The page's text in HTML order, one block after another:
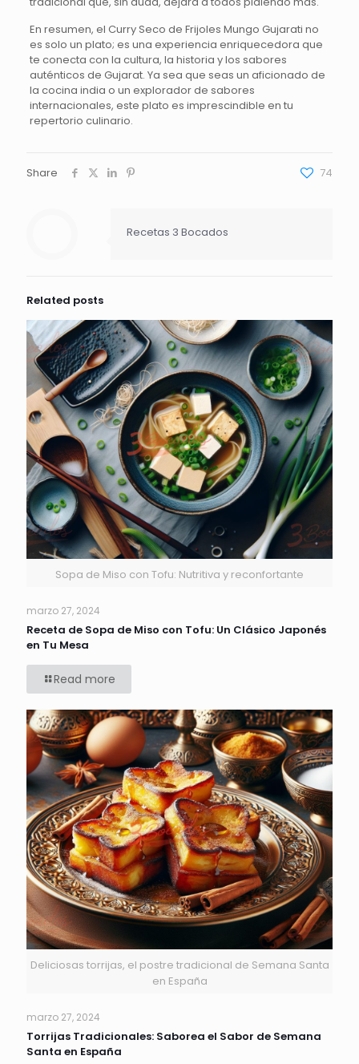
En resumen, el Curry Seco de Frijoles Mungo Gujarati no
es solo un plato; es una experiencia enriquecedora que
te conecta con la cultura, la historia y los sabores
auténticos de Gujarat. Ya sea que seas un aficionado de
la cocina india o un explorador de sabores
internacionales, este plato es imprescindible en tu
repertorio culinario.
Share 74
Recetas 3 Bocados
Related posts
Sopa de Miso con Tofu: Nutritiva y reconfortante
marzo 27, 2024
Receta de Sopa de Miso con Tofu: Un Clásico Japonés
en Tu Mesa
Read more
Deliciosas torrijas, el postre tradicional de Semana Santa
en España
marzo 27, 2024
Torrijas Tradicionales: Saborea el Sabor de Semana
Santa en España